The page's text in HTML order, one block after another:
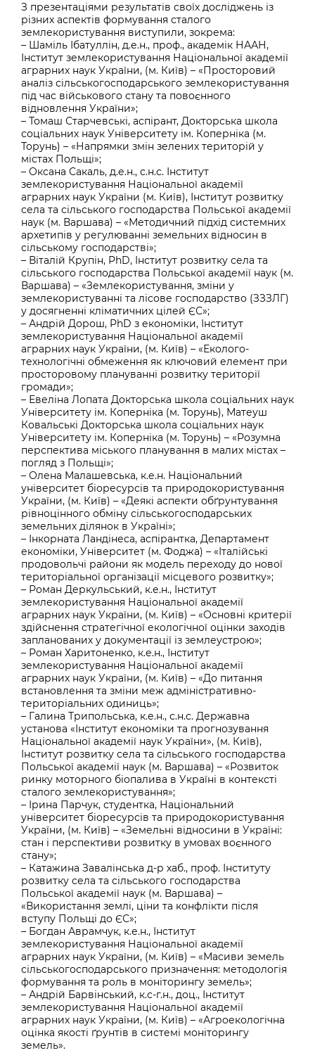
З презентаціями результатів своїх досліджень із
різних аспектів формування сталого
землекористування виступили, зокрема:
– Шаміль Ібатуллін, д.е.н., проф., академік НААН,
Інститут землекористування Національної академії
аграрних наук України, (м. Київ) – «Просторовий
аналіз сільськогосподарського землекористування
під час військового стану та повоєнного
відновлення України»;
– Томаш Старчевські, аспірант, Докторська школа
соціальних наук Університету ім. Коперніка (м.
Торунь) – «Напрямки змін зелених територій у
містах Польщі»;
– Оксана Сакаль, д.е.н., с.н.с. Інститут
землекористування Національної академії
аграрних наук України (м. Київ), Інститут розвитку
села та сільського господарства Польської академії
наук (м. Варшава) – «Методичний підхід системних
архетипів у регулюванні земельних відносин в
сільському господарстві»;
– Віталій Крупін, PhD, Інститут розвитку села та
сільського господарства Польської академії наук (м.
Варшава) – «Землекористування, зміни у
землекористуванні та лісове господарство (ЗЗЗЛГ)
у досягненні кліматичних цілей ЄС»;
– Андрій Дорош, PhD з економіки, Інститут
землекористування Національної академії
аграрних наук України, (м. Київ) – «Еколого-
технологічні обмеження як ключовий елемент при
просторовому плануванні розвитку території
громади»;
– Евеліна Лопата Докторська школа соціальних наук
Університету ім. Коперніка (м. Торунь), Матеуш
Ковальські Докторська школа соціальних наук
Університету ім. Коперніка (м. Торунь) – «Розумна
перспектива міського планування в малих містах –
погляд з Польщі»;
– Олена Малашевська, к.е.н. Національний
університет біоресурсів та природокористування
України, (м. Київ) – «Деякі аспекти обґрунтування
рівноцінного обміну сільськогосподарських
земельних ділянок в Україні»;
– Інкорната Ландінеса, аспірантка, Департамент
економіки, Університет (м. Фоджа) – «Італійські
продовольчі райони як модель переходу до нової
територіальної організації місцевого розвитку»;
– Роман Деркульський, к.е.н., Інститут
землекористування Національної академії
аграрних наук України, (м. Київ) – «Основні критерії
здійснення стратегічної екологічної оцінки заходів
запланованих у документації із землеустрою»;
– Роман Харитоненко, к.е.н., Інститут
землекористування Національної академії
аграрних наук України, (м. Київ) – «До питання
встановлення та зміни меж адміністративно-
територіальних одиниць»;
– Галина Трипольська, к.е.н., с.н.с. Державна
установа «Інститут економіки та прогнозування
Національної академії наук України», (м. Київ),
Інститут розвитку села та сільського господарства
Польської академії наук (м. Варшава) – «Розвиток
ринку моторного біопалива в Україні в контексті
сталого землекористування»;
– Ірина Парчук, студентка, Національний
університет біоресурсів та природокористування
України, (м. Київ) – «Земельні відносини в Україні:
стан і перспективи розвитку в умовах воєнного
стану»;
– Катажина Завалінська д-р хаб., проф. Інституту
розвитку села та сільського господарства
Польської академії наук (м. Варшава) –
«Використання землі, ціни та конфлікти після
вступу Польщі до ЄС»;
– Богдан Аврамчук, к.е.н., Інститут
землекористування Національної академії
аграрних наук України, (м. Київ) – «Масиви земель
сільськогосподарського призначення: методологія
формування та роль в моніторингу земель»;
– Андрій Барвінський, к.с-г.н., доц., Інститут
землекористування Національної академії
аграрних наук України, (м. Київ) – «Агроекологічна
оцінка якості ґрунтів в системі моніторингу
земель».